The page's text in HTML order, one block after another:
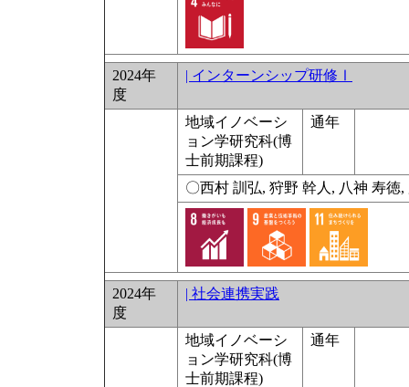
2024年
度
| インターンシップ研修Ⅰ
地域イノベーシ
ョン学研究科(博
士前期課程)
通年
〇西村 訓弘, 狩野 幹人, 八神 寿徳,
2024年
度
| 社会連携実践
地域イノベーシ
ョン学研究科(博
士前期課程)
通年